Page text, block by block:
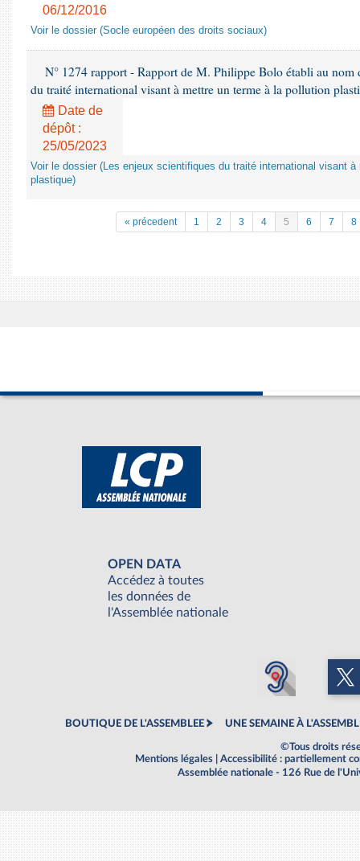
06/12/2016
Voir le dossier (Socle européen des droits sociaux)
N° 1274 rapport - Rapport de M. Philippe Bolo établi au
du traité international visant à mettre un terme à la pollution
Date de
dépôt :
25/05/2023
Voir le dossier (Les enjeux scientifiques du traité international visant
plastique)
« précedent 1 2 3 4 5 6 7 8
OPEN DATA
Accédez à toutes
les données de
l'Assemblée nationale
BOUTIQUE DE L'ASSEMBLEE UNE SEMAINE À
©Tous droits
Mentions légales
Accessibilité : partiellement
Assemblée nationale - 126 Rue de